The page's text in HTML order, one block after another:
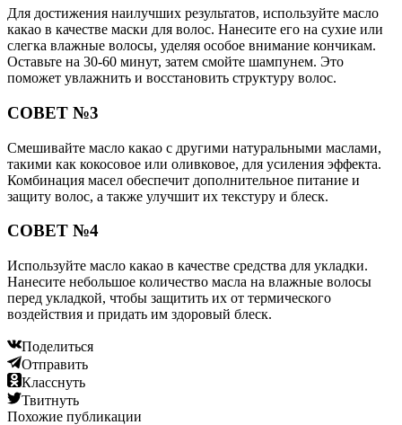
Для достижения наилучших результатов, используйте масло
какао в качестве маски для волос. Нанесите его на сухие или
слегка влажные волосы, уделяя особое внимание кончикам.
Оставьте на 30-60 минут, затем смойте шампунем. Это
поможет увлажнить и восстановить структуру волос.
СОВЕТ №3
Смешивайте масло какао с другими натуральными маслами,
такими как кокосовое или оливковое, для усиления эффекта.
Комбинация масел обеспечит дополнительное питание и
защиту волос, а также улучшит их текстуру и блеск.
СОВЕТ №4
Используйте масло какао в качестве средства для укладки.
Нанесите небольшое количество масла на влажные волосы
перед укладкой, чтобы защитить их от термического
воздействия и придать им здоровый блеск.
Поделиться
Отправить
Класснуть
Твитнуть
Похожие публикации